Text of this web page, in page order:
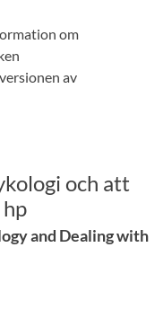
om
av
och att
and Dealing with